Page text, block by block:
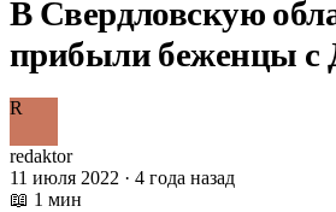
В Свердловскую
прибыли беженцы с
R
redaktor
11 июля 2022 · 4 года назад
📖 1 мин